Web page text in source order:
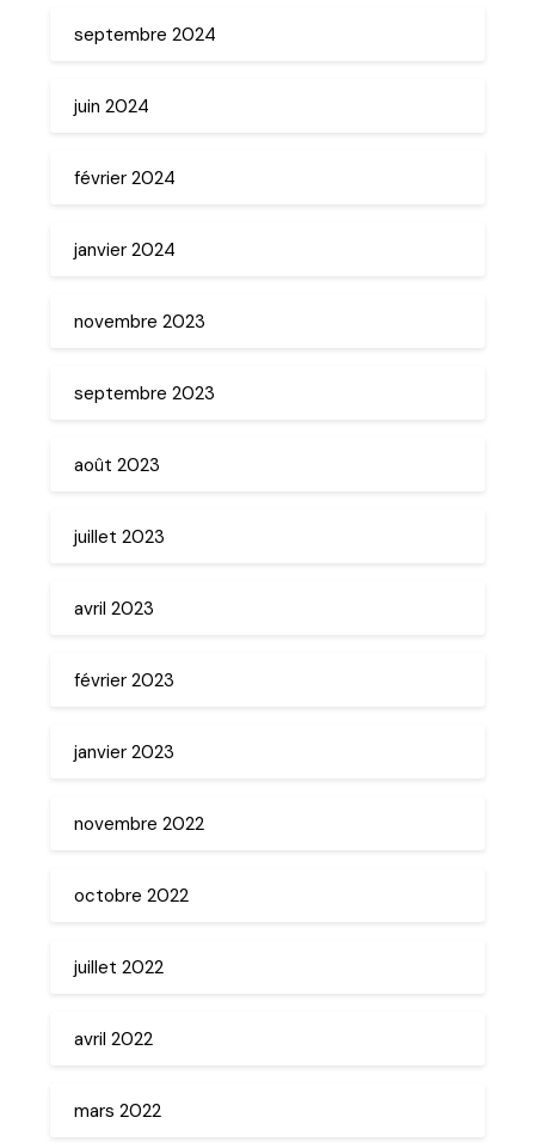
septembre 2024
juin 2024
février 2024
janvier 2024
novembre 2023
septembre 2023
août 2023
juillet 2023
avril 2023
février 2023
janvier 2023
novembre 2022
octobre 2022
juillet 2022
avril 2022
mars 2022